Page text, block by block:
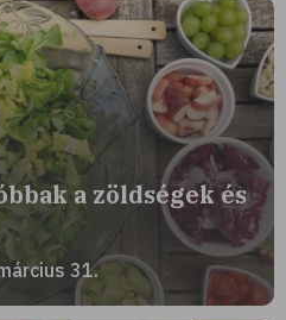
a zöldségek és
31.